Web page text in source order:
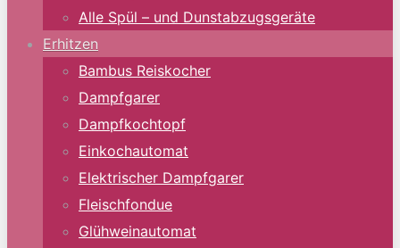
Alle Spül – und Dunstabzugsgeräte
Erhitzen
Bambus Reiskocher
Dampfgarer
Dampfkochtopf
Einkochautomat
Elektrischer Dampfgarer
Fleischfondue
Glühweinautomat